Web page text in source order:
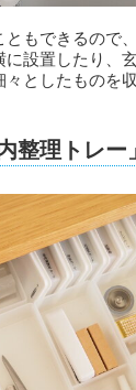
もできるので
設置したり、
としたものを
理トレー」